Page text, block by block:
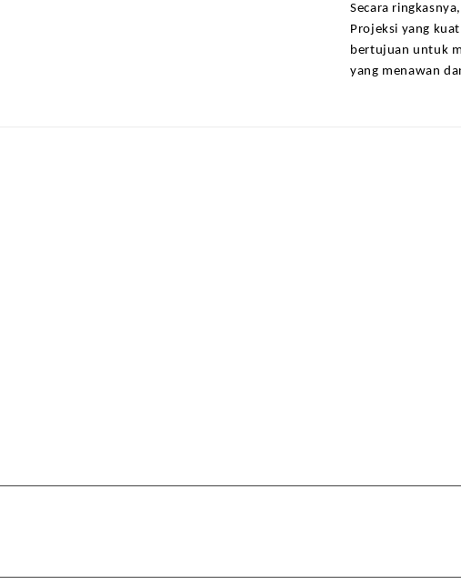
Secara
Projeksi yang
bertujuan untuk
yang menawan